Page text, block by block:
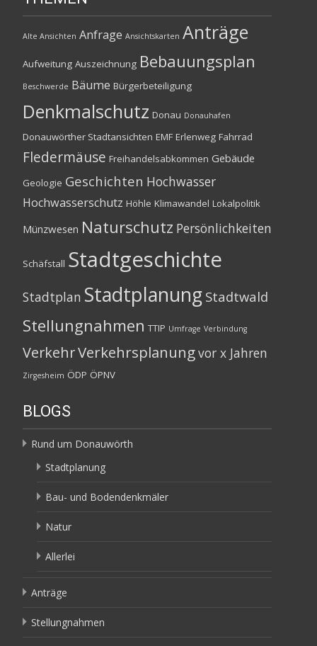
Alte Ansichten Anfrage Ansichtskarten Anträge
Aufweitung Auszeichnung Bebauungsplan
Beschwerde Bäume Bürgerbeteiligung
Denkmalschutz Donau Donauhafen
Donauwörther Stadtansichten EMF Erlenweg Fahrrad
Fledermäuse Freihandelsabkommen Gebäude
Geologie Geschichten Hochwasser
Hochwasserschutz Höhle Klimawandel Lokalpolitik
Münzwesen Naturschutz Persönlichkeiten
Schäfstall Stadtgeschichte
Stadtplan Stadtplanung Stadtwald
Stellungnahmen TTIP Umfrage Verbindung
VerkehrVerkehrsplanungvor x Jahren
Zirgesheim ÖDP ÖPNV
BLOGS
Rund um Donauwörth
Stadtplanung
Bau- und Bodendenkmäler
Natur
Allerlei
Anträge
Stellungnahmen